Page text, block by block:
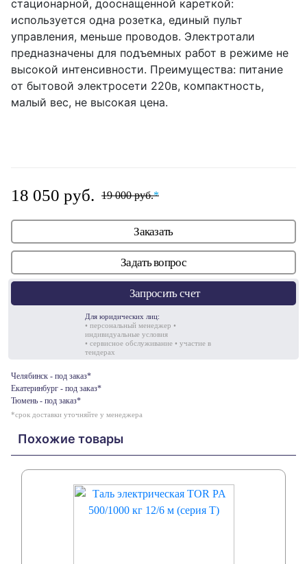
стационарной, дооснащенной кареткой:
используется одна розетка, единый пульт
управления, меньше проводов. Электротали
предназначены для подъемных работ в режиме не
высокой интенсивности. Преимущества: питание
от бытовой электросети 220в, компактность,
малый вес, не высокая цена.
18 050 руб. 19 000 руб.*
Заказать
Задать вопрос
Запросить счет
Для юридических лиц:
• персональный менеджер •
индивидуальные условия
• сервисное обслуживание • участие в
тендерах
Челябинск - под заказ*
Екатеринбург - под заказ*
Тюмень - под заказ*
*срок доставки уточняйте у менеджера
Похожие товары